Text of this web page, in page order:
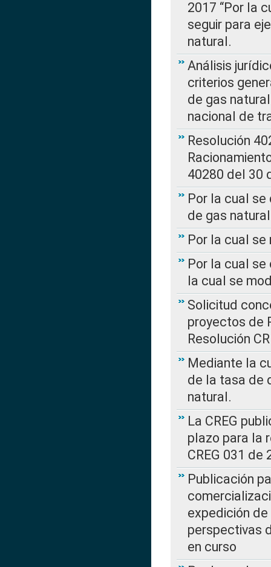
2017 “Por la
seguir para
natural.
Análisis
criterios
de gas
nacional de
Resolución
40280 del 30
Por la cual
de gas natural
Por la cual se
Por la cual se
la cual se
Solicitud
proyectos de
Resolución
Mediante la
de la tasa de
natural.
La CREG
plazo para la
CREG 031 de
Publicación
expedición de
perspectivas
en curso